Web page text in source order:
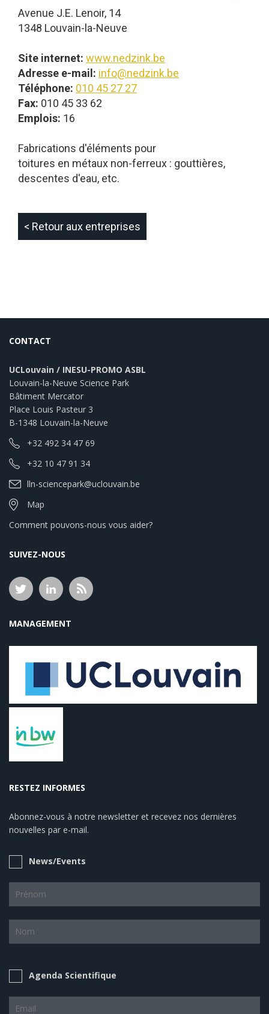
Avenue J.E. Lenoir, 14
1348 Louvain-la-Neuve
Site internet: www.nedzink.be
Adresse e-mail: info@nedzink.be
Téléphone: 010 45 27 27
Fax: 010 45 33 62
Emplois: 16
Fabrications d'éléments pour
toitures en métaux non-ferreux : gouttières,
descentes d'eau, etc.
< Retour aux entreprises
CONTACT
UCLouvain / INESU-PROMO ASBL
Louvain-la-Neuve Science Park
Bâtiment Mercator
Place Louis Pasteur 3
B-1348 Louvain-la-Neuve
+32 492 34 47 69
+32 10 47 91 34
lln-sciencepark@uclouvain.be
Map
Comment pouvons-nous vous aider?
SUIVEZ-NOUS
MANAGEMENT
RESTEZ INFORMES
Abonnez-vous à notre newsletter et recevez nos dernières
nouvelles par e-mail.
News/Events
Agenda Scientifique